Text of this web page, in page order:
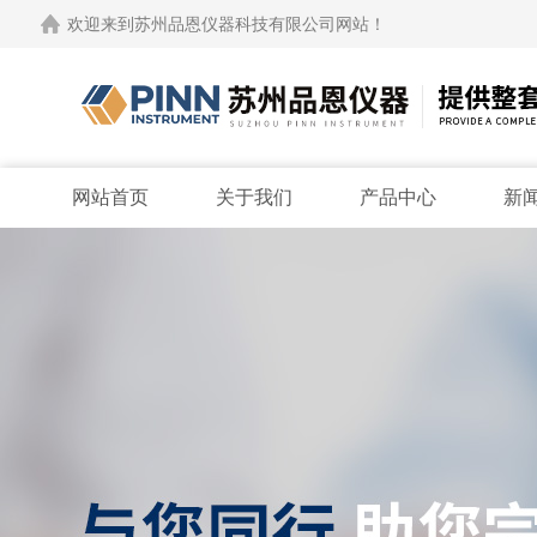
欢迎来到苏州品恩仪器科技有限公司网站！
网站首页 关于我们 产品中心 新